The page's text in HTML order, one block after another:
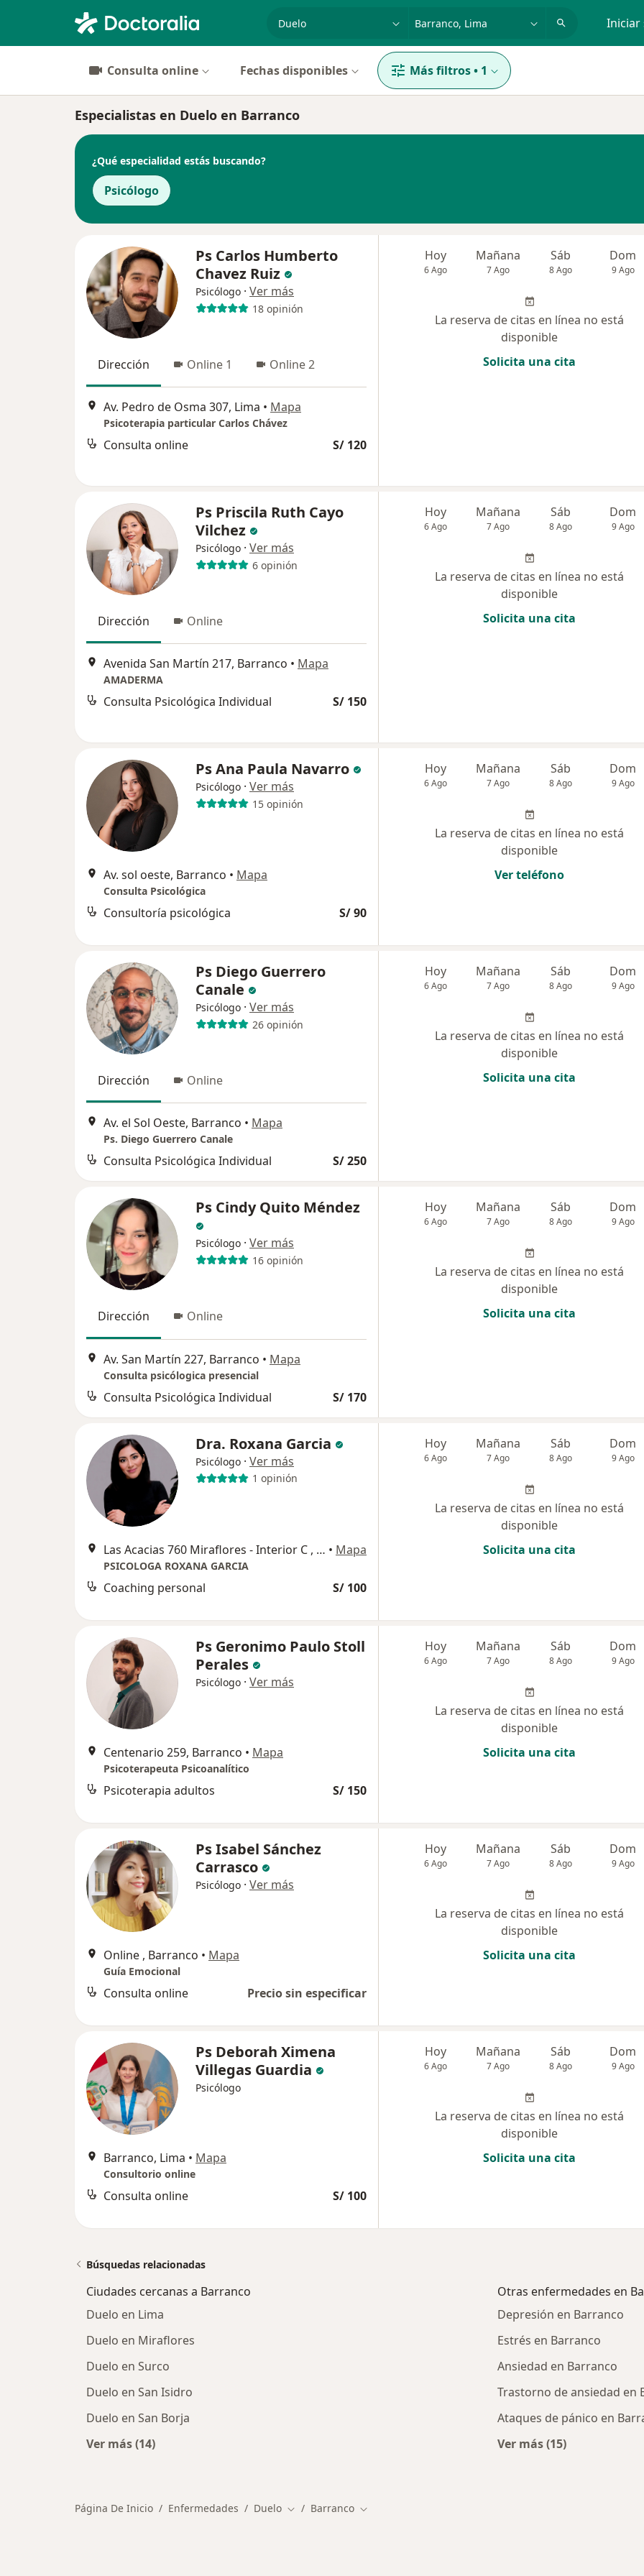
Iniciar
Consulta online Fechas disponibles Más filtros• 1
Especialistas en Duelo en Barranco
¿Qué especialidad estás buscando?
Psicólogo
Ps Carlos Humberto
Chavez Ruiz
Psicólogo · Ver más
18 opinión
Dirección Online 1 Online 2
Av. Pedro de Osma 307, Lima • Mapa
Psicoterapia particular Carlos Chávez
Consulta online S/ 120
Hoy
6 Ago
Mañana
7 Ago
Sáb
8 Ago
Dom
9 Ago
La reserva de citas en línea no está
disponible
Solicita una cita
Ps Priscila Ruth Cayo
Vilchez
Psicólogo · Ver más
6 opinión
Dirección Online
Avenida San Martín 217, Barranco • Mapa
AMADERMA
Consulta Psicológica Individual S/ 150
Hoy
6 Ago
Mañana
7 Ago
Sáb
8 Ago
Dom
9 Ago
La reserva de citas en línea no está
disponible
Solicita una cita
Ps Ana Paula Navarro
Psicólogo · Ver más
15 opinión
Av. sol oeste, Barranco • Mapa
Consulta Psicológica
Consultoría psicológica S/ 90
Hoy
6 Ago
Mañana
7 Ago
Sáb
8 Ago
Dom
9 Ago
La reserva de citas en línea no está
disponible
Ver teléfono
Ps Diego Guerrero
Canale
Psicólogo · Ver más
26 opinión
Dirección Online
Av. el Sol Oeste, Barranco • Mapa
Ps. Diego Guerrero Canale
Consulta Psicológica Individual S/ 250
Hoy
6 Ago
Mañana
7 Ago
Sáb
8 Ago
Dom
9 Ago
La reserva de citas en línea no está
disponible
Solicita una cita
Ps Cindy Quito Méndez
Psicólogo · Ver más
16 opinión
Dirección Online
Av. San Martín 227, Barranco • Mapa
Consulta psicólogica presencial
Consulta Psicológica Individual S/ 170
Hoy
6 Ago
Mañana
7 Ago
Sáb
8 Ago
Dom
9 Ago
La reserva de citas en línea no está
disponible
Solicita una cita
Dra. Roxana Garcia
Psicólogo · Ver más
1 opinión
Las Acacias 760 Miraflores - Interior C , Miraflores • Mapa
PSICOLOGA ROXANA GARCIA
Coaching personal S/ 100
Hoy
6 Ago
Mañana
7 Ago
Sáb
8 Ago
Dom
9 Ago
La reserva de citas en línea no está
disponible
Solicita una cita
Ps Geronimo Paulo Stoll
Perales
Psicólogo · Ver más
Centenario 259, Barranco • Mapa
Psicoterapeuta Psicoanalítico
Psicoterapia adultos S/ 150
Hoy
6 Ago
Mañana
7 Ago
Sáb
8 Ago
Dom
9 Ago
La reserva de citas en línea no está
disponible
Solicita una cita
Ps Isabel Sánchez
Carrasco
Psicólogo · Ver más
Online , Barranco • Mapa
Guía Emocional
Consulta online Precio sin especificar
Hoy
6 Ago
Mañana
7 Ago
Sáb
8 Ago
Dom
9 Ago
La reserva de citas en línea no está
disponible
Solicita una cita
Ps Deborah Ximena
Villegas Guardia
Psicólogo
Barranco, Lima • Mapa
Consultorio online
Consulta online S/ 100
Hoy
6 Ago
Mañana
7 Ago
Sáb
8 Ago
Dom
9 Ago
La reserva de citas en línea no está
disponible
Solicita una cita
Búsquedas relacionadas
Ciudades cercanas a Barranco
Duelo en Lima
Duelo en Miraflores
Duelo en Surco
Duelo en San Isidro
Duelo en San Borja
Ver más (14)
Otras enfermedades en
Depresión en Barranco
Estrés en Barranco
Ansiedad en Barranco
Trastorno de ansiedad en
Ataques de pánico en
Ver más (15)
Página De Inicio Enfermedades Duelo Cambiar de ciudad
Barranco Cambiar de ciudad